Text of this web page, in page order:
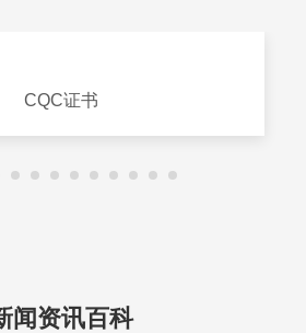
CQC证书
闻资讯百科